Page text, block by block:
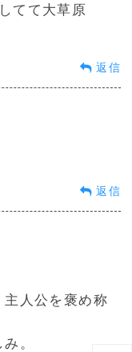
てて大草原
返信
返信
主人公を褒め称
。